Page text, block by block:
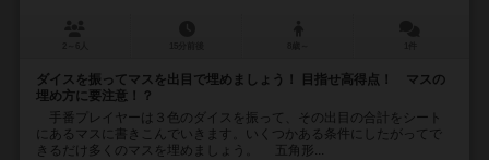
ダイスを振ってマスを出目で埋めましょう！ 目指せ高得点！ マスの
埋め方に要注意！？
手番プレイヤーは３色のダイスを振って、その出目の合計をシート
にあるマスに書きこんでいきます。いくつかある条件にしたがってで
きるだけ多くのマスを埋めましょう。 五角形...